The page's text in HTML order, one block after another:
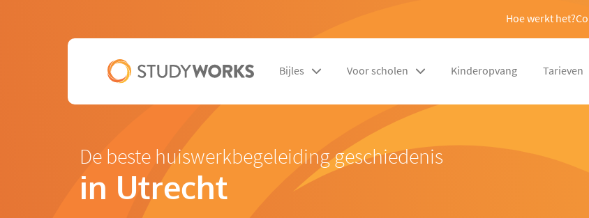
Hoe werkt het?
Bijles Voor scholen Kinderopvang Tarieven
De beste huiswerkbegeleiding geschiedenis
in Utrecht